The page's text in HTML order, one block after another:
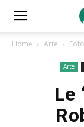
Home Arte
Arte
Le